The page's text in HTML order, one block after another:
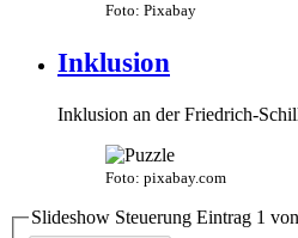
Foto: Pixabay
Inklusion
Inklusion an der Friedrich-
Foto: pixabay.com
Slideshow Steuerung Eintrag 1 von